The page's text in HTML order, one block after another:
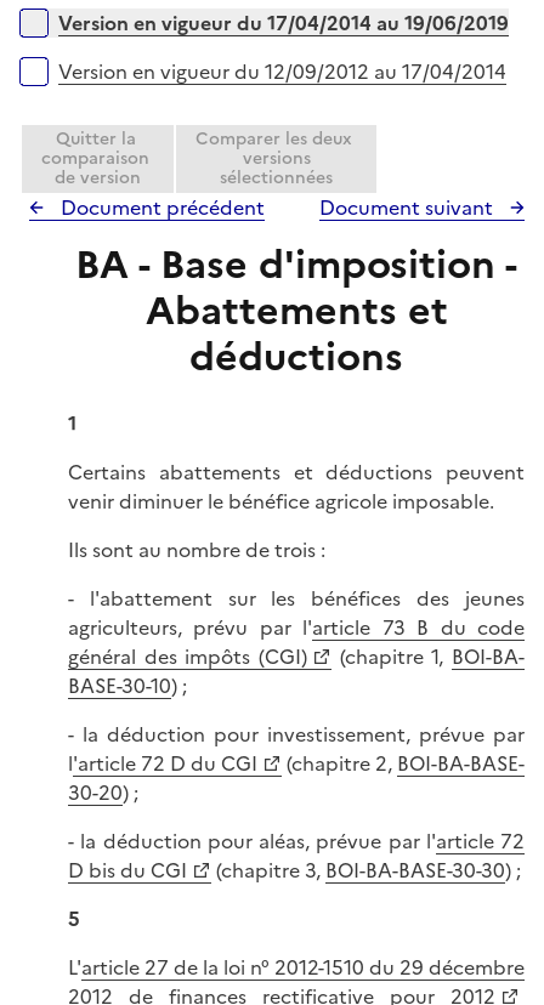
e
e
Version en vigueur du 17/04/2014 au 19/06/2019
Version en vigueur du 12/09/2012 au 17/04/2014
Quitter la
comparaison
de version
Comparer les deux
versions
sélectionnées
Document précédent Document suivant
BA - Base d'imposition -
Abattements et
déductions
1
Certains abattements et déductions peuvent
venir diminuer le bénéfice agricole imposable.
Ils sont au nombre de trois :
- l'abattement sur les bénéfices des jeunes
agriculteurs, prévu par l'article 73 B du code
général des impôts (CGI)
(chapitre 1, BOI-BA-
BASE-30-10) ;
- la déduction pour investissement, prévue par
l'article 72 D du CGI (chapitre 2, BOI-BA-BASE-
30-20) ;
- la déduction pour aléas, prévue par l'article 72
D bis du CGI
(chapitre 3, BOI-BA-BASE-30-30) ;
5
L'article 27 de la loi n° 2012-1510 du 29 décembre
2012 de finances rectificative pour 2012